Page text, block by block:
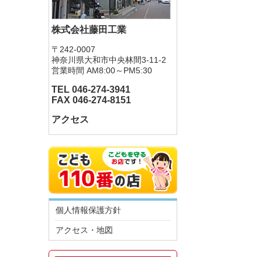
株式会社藤田工業
〒242-0007
神奈川県大和市中央林間3-11-2
営業時間 AM8:00～PM5:30
TEL 046-274-3941
FAX 046-274-8151
アクセス
個人情報保護方針
アクセス・地図